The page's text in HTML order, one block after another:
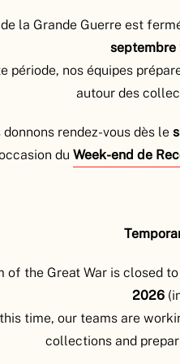
la Grande Guerre est
période, nos équipes
autour des
donnons rendez-vous dès le
du Week-end de
of the Great War is closed
2026
time, our teams are
collections and
ou à plumes, amis ou
d’animaux qui y ont pris
comme les chevaux,
pour des missions de
sont les bêtes noires
en quête de nourriture ou
sont les
de certaines pièces de la
un étui de transport pour
entre animaux et soldats